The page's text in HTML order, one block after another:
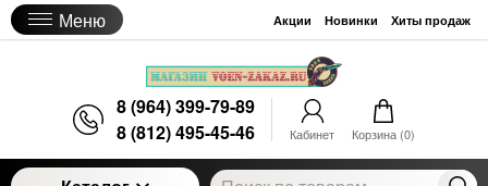
Меню Акции Новинки Хиты продаж
8 (964) 399-79-89
8 (812) 495-45-46
Кабинет Корзина (0)